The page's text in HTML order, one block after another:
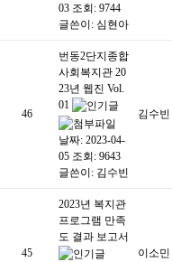
03 조회: 9744
글쓴이: 심현아
46
번동2단지종합
사회복지관 20
23년 웹진 Vol.
01
날짜: 2023-04-
05 조회: 9643
글쓴이: 김수빈
김수빈
45
2023년 복지관
프로그램 만족
도 결과 보고서
이소민